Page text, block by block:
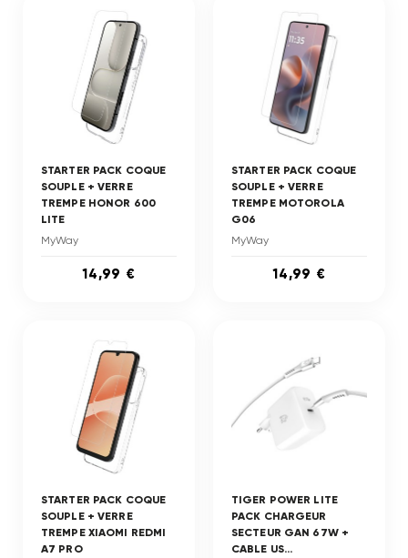
STARTER PACK COQUE
SOUPLE + VERRE
TREMPE HONOR 600
LITE
MyWay
14,99 €
STARTER PACK COQUE
SOUPLE + VERRE
TREMPE MOTOROLA
G06
MyWay
14,99 €
STARTER PACK COQUE
SOUPLE + VERRE
TREMPE XIAOMI REDMI
A7 PRO
TIGER POWER LITE
PACK CHARGEUR
SECTEUR GAN 67W +
CABLE US...